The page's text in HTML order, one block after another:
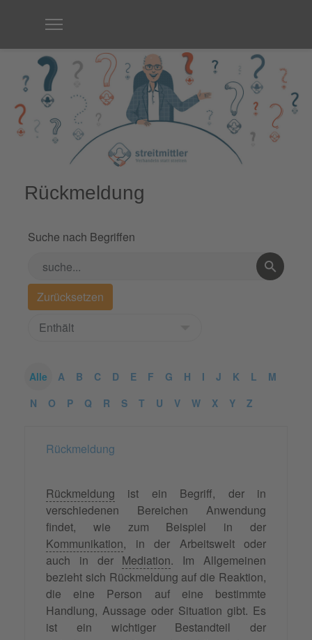
Rückmeldung
Suche nach Begriffen
Alle A B C D E F G H I J K L
M
N
O P Q R S T U V W X Y Z
Rückmeldung
Rückmeldung ist ein Begriff, der in
verschiedenen Bereichen Anwendung
findet, wie zum Beispiel in der
Kommunikation, in der Arbeitswelt oder
auch in der Mediation. Im Allgemeinen
bezieht sich Rückmeldung auf die Reaktion,
die eine Person auf eine bestimmte
Handlung, Aussage oder Situation gibt. Es
ist ein wichtiger Bestandteil der